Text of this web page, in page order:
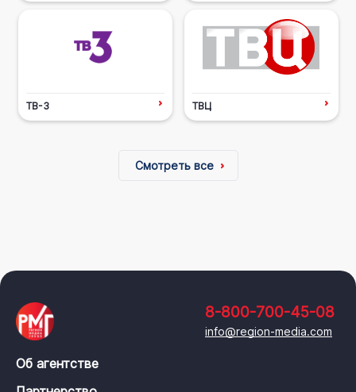
ТВ-3 ТВЦ
Смотреть все
8-800-700-45-08
info@region-media.com
Об агентстве